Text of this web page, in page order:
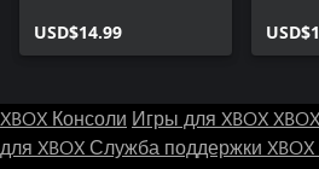
USD$14.99
XBOX Консоли Игры для XBOX
для XBOXСлужба поддержки XBOX